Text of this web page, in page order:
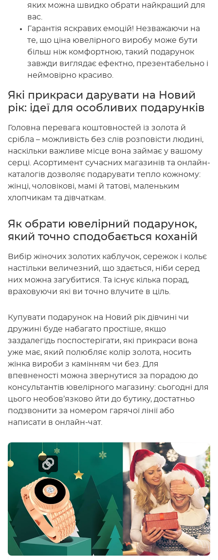
яких можна швидко обрати найкращий для
вас.
Гарантія яскравих емоцій! Незважаючи на
те, що ціна ювелірного виробу може бути
більш ніж комфортною, такий подарунок
завжди виглядає ефектно, презентабельно і
неймовірно красиво.
Які прикраси дарувати на Новий
рік: ідеї для особливих подарунків
Головна перевага коштовностей із золота й
срібла – можливість без слів розповісти людині,
наскільки важливе місце вона займає у вашому
серці. Асортимент сучасних магазинів та онлайн-
каталогів дозволяє подарувати тепло кожному:
жінці, чоловікові, мамі й татові, маленьким
хлопчикам та дівчаткам.
Як обрати ювелірний подарунок,
який точно сподобається коханій
Вибір жіночих золотих каблучок, сережок і кольє
настільки величезний, що здається, ніби серед
них можна загубитися. Та існує кілька порад,
враховуючи які ви точно влучите в ціль.
Купувати подарунок на Новий рік дівчині чи
дружині буде набагато простіше, якщо
заздалегідь поспостерігати, які прикраси вона
уже має, який полюбляє колір золота, носить
жінка вироби з камінням чи без. Для
впевненості можна звернутися за порадою до
консультантів ювелірного магазину: сьогодні для
цього необов’язково йти до бутику, достатньо
подзвонити за номером гарячої лінії або
написати в онлайн-чат.